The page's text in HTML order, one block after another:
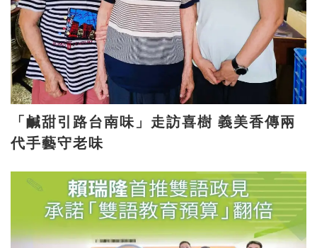
「鹹甜引路台南味」走訪喜樹 義美香傳兩
代手藝守老味